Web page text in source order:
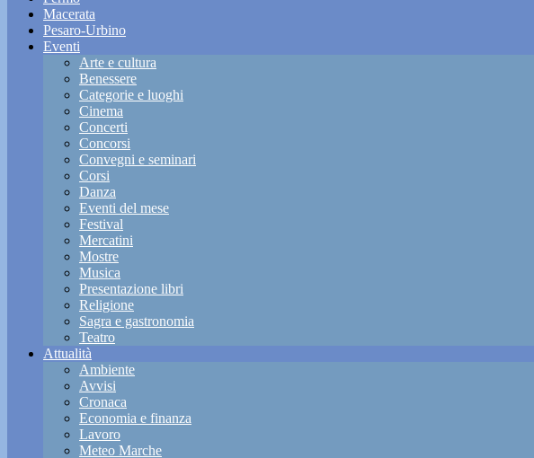
Macerata
Pesaro-Urbino
Eventi
Arte e cultura
Benessere
Categorie e luoghi
Cinema
Concerti
Concorsi
Convegni e seminari
Corsi
Danza
Eventi del mese
Festival
Mercatini
Mostre
Musica
Presentazione libri
Religione
Sagra e gastronomia
Teatro
Attualità
Ambiente
Avvisi
Cronaca
Economia e finanza
Lavoro
Meteo Marche